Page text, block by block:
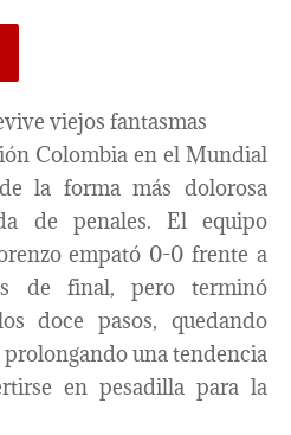
viejos fantasmas
Colombia en el Mundial
la forma más dolorosa
de penales. El equipo
empató 0-0 frente a
de final, pero terminó
doce pasos, quedando
una tendencia
en pesadilla para la